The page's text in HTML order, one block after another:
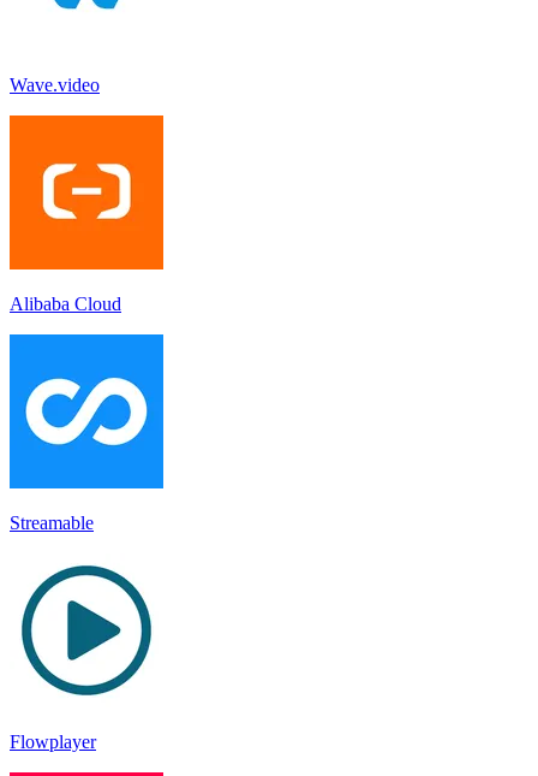
Wave.video
Alibaba Cloud
Streamable
Flowplayer